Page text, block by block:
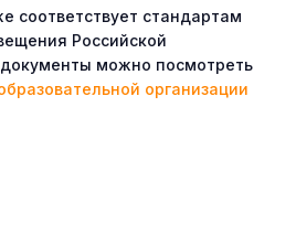
соответствует стандартам
Российской
можно посмотреть
организации